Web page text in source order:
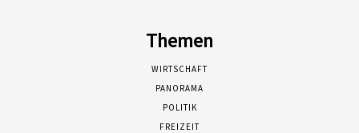
Themen
WIRTSCHAFT
PANORAMA
POLITIK
FREIZEIT